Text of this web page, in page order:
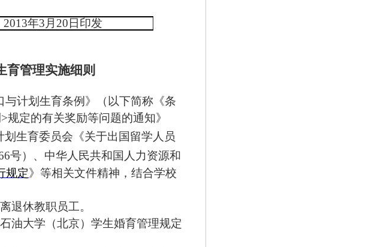
2013年3 月 20日印发
育管理实施细则
计划生育条例》（以下简称《条
>规定的有关奖励等问题的通知》
生育委员会《关于出国留学人员
号）、中华人民共和国人力资源和
规定》等相关文件精神，结合学校
退休教职员工。
油大学（北京）学生婚育管理规定